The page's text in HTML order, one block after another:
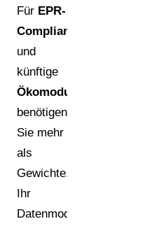
Für EPR-
Compliance
und
künftige
Ökomodulation
benötigen
Sie mehr
als
Gewichte.
Ihr
Datenmodell